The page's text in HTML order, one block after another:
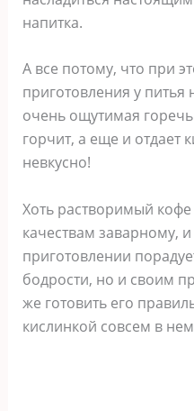
напитка.
А все потому, что при
приготовления у питья
очень ощутимая
горчит, а еще и отдает
невкусно!
Хоть растворимый кофе
качествам заварному,
приготовлении
бодрости, но и своим
же готовить его
кислинкой совсем в